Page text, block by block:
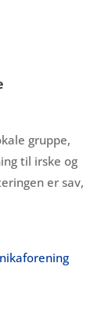
gruppe,
til irske og
er sav,